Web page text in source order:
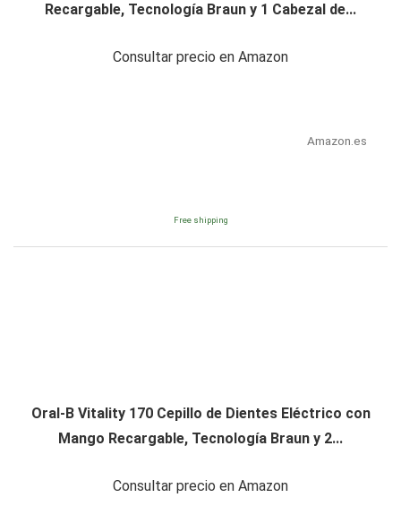
Recargable, Tecnología Braun y 1 Cabezal de...
Consultar precio en Amazon
Amazon.es
Free shipping
Oral-B Vitality 170 Cepillo de Dientes Eléctrico con
Mango Recargable, Tecnología Braun y 2...
Consultar precio en Amazon